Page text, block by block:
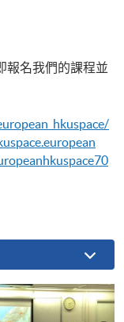
報名我們的課程並